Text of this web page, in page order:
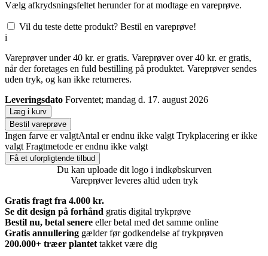
Vælg afkrydsningsfeltet herunder for at modtage en vareprøve.
Vil du teste dette produkt? Bestil en vareprøve!
i
Vareprøver under 40 kr. er gratis. Vareprøver over 40 kr. er gratis,
når der foretages en fuld bestilling på produktet. Vareprøver sendes
uden tryk, og kan ikke returneres.
Leveringsdato Forventet; mandag d. 17. august 2026
Læg i kurv
Bestil vareprøve
Ingen farve er valgtAntal er endnu ikke valgt Trykplacering er ikke
valgt Fragtmetode er endnu ikke valgt
Få et uforpligtende tilbud
Du kan uploade dit logo i indkøbskurven
Vareprøver leveres altid uden tryk
Gratis fragt fra 4.000 kr.
Se dit design på forhånd gratis digital trykprøve
Bestil nu, betal senere eller betal med det samme online
Gratis annullering gælder før godkendelse af trykprøven
200.000+ træer plantet takket være dig